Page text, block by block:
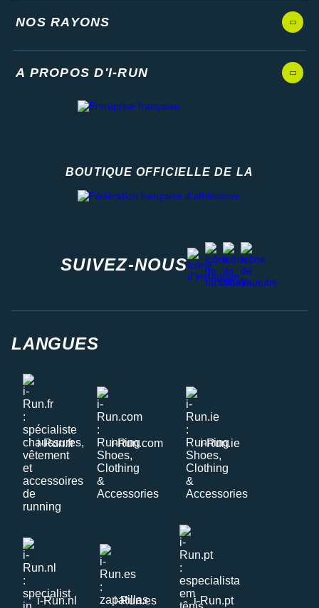
NOS RAYONS
A PROPOS D'I-RUN
BOUTIQUE OFFICIELLE DE LA
SUIVEZ-NOUS
instagram
facebook
stravayoutube
LANGUES
i-Run.fr i-Run.com i-Run.ie
i-Run.nl i-Run.es i-Run.pt